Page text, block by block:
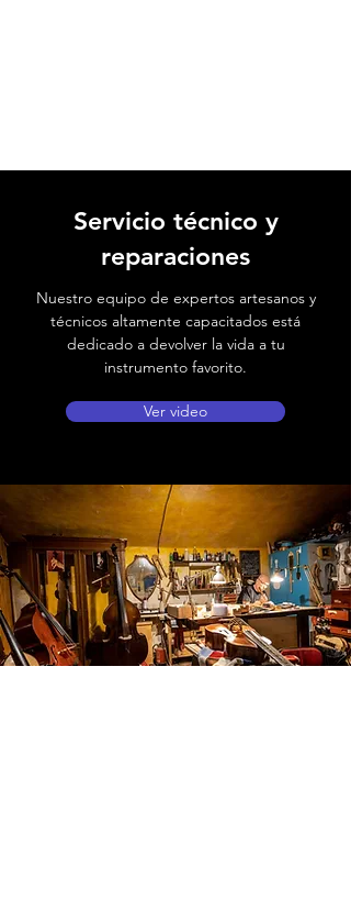
Servicio técnico y
reparaciones
Nuestro equipo de expertos artesanos y
técnicos altamente capacitados está
dedicado a devolver la vida a tu
instrumento favorito.
Ver video